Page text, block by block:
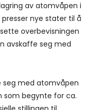
av atomvåpen i
nye stater til å
overbevisningen
avskaffe seg med
seg med atomvåpen
som begynte for ca.